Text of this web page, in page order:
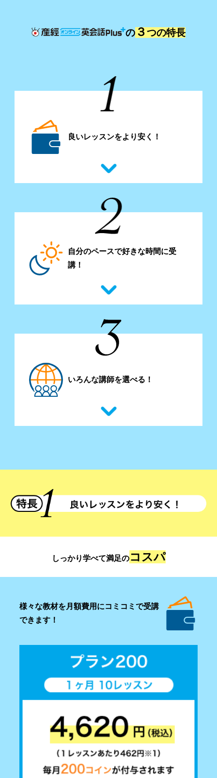
の３つの特長
良いレッスンをより安く！
自分のペースで好きな時間に受
講！
いろんな講師を選べる！
しっかり学べて満足のコスパ
様々な教材を月額費用にコミコミで受講
できます！